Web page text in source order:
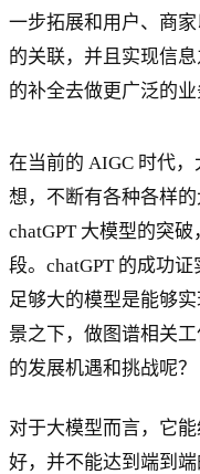
一步拓展和用户、商
的关联，并且实现信
的补全去做更广泛的业
在当前的 AIGC 时代
想，不断有各种各样
chatGPT 大模型的突
段。chatGPT 的成功
足够大的模型是能够
景之下，做图谱相关
的发展机遇和挑战呢？
对于大模型而言，它
好，并不能达到端到